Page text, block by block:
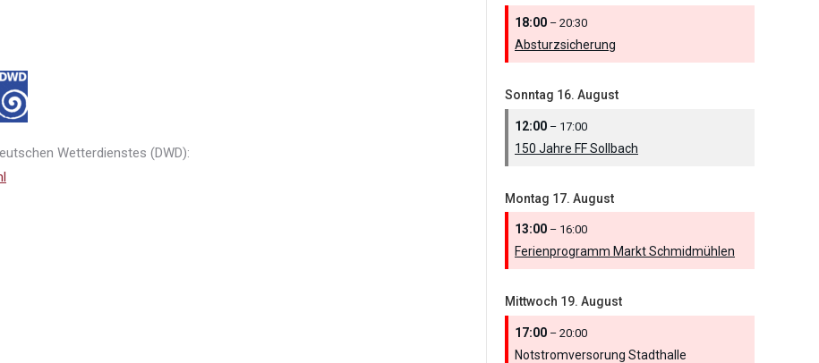
Wetterdienstes (DWD):
18:00 – 20:30
Absturzsicherung
Sonntag 16. August
12:00 – 17:00
150 Jahre FF Sollbach
Montag 17. August
13:00 – 16:00
Ferienprogramm Markt Schmidmühlen
Mittwoch 19. August
17:00 – 20:00
Notstromversorung Stadthalle